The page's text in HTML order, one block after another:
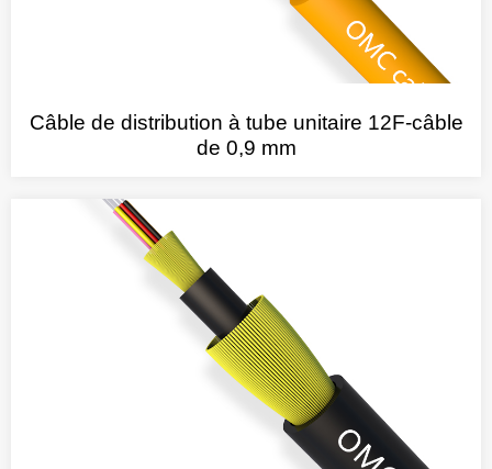
Câble de distribution à tube unitaire 12F-câble
de 0,9 mm